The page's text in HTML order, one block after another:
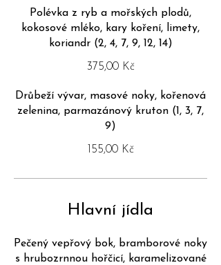
Polévka z ryb a mořských plodů,
kokosové mléko, kary koření, limety,
koriandr (2, 4, 7, 9, 12, 14)
375,00 Kč
Drůbeží vývar, masové noky, kořenová
zelenina, parmazánový kruton (1, 3, 7,
9)
155,00 Kč
Hlavní jídla
Pečený vepřový bok, bramborové noky
s hrubozrnnou hořčicí, karamelizované